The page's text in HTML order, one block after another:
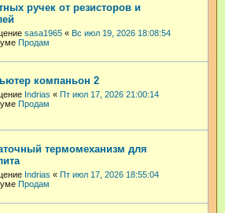
ручек от резисторов и
sasa1965 « Вс июл 19, 2026 18:08:54
Продам
компаньон 2
Indrias « Пт июл 17, 2026 21:00:14
Продам
термомеханизм для
Indrias « Пт июл 17, 2026 18:55:04
Продам